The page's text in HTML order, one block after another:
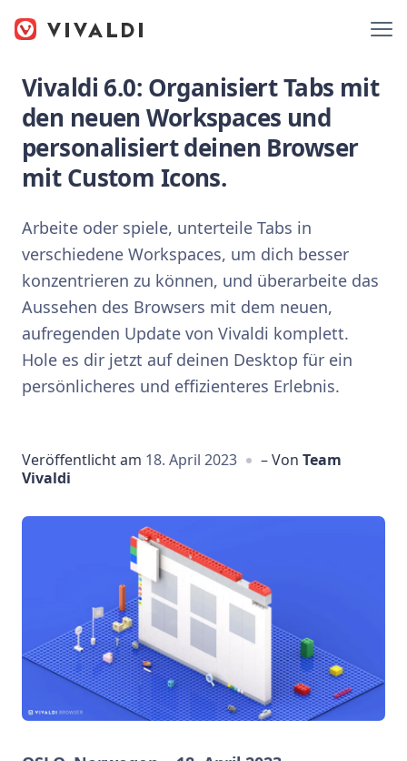
Vivaldi 6.0: Organisiert Tabs mit
den neuen Workspaces und
personalisiert deinen Browser
mit Custom Icons.
Arbeite oder spiele, unterteile Tabs in
verschiedene Workspaces, um dich besser
konzentrieren zu können, und überarbeite das
Aussehen des Browsers mit dem neuen,
aufregenden Update von Vivaldi komplett.
Hole es dir jetzt auf deinen Desktop für ein
persönlicheres und effizienteres Erlebnis.
Veröffentlicht am 18. April 2023 – Von Team
Vivaldi